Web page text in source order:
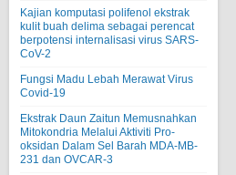
Kajian komputasi polifenol ekstrak
kulit buah delima sebagai perencat
berpotensi internalisasi virus SARS-
CoV-2
Fungsi Madu Lebah Merawat Virus
Covid-19
Ekstrak Daun Zaitun Memusnahkan
Mitokondria Melalui Aktiviti Pro-
oksidan Dalam Sel Barah MDA-MB-
231 dan OVCAR-3